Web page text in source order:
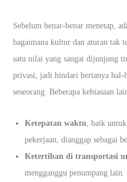
Sebelum benar-benar menetap,
bagaimana kultur dan aturan tak
satu nilai yang sangat dijunjung
privasi, jadi hindari bertanya hal-
seseorang. Beberapa kebiasaan
Ketepatan waktu , baik
pekerjaan, dianggap sebagai
Ketertiban di transportasi
mengganggu penumpang lain.